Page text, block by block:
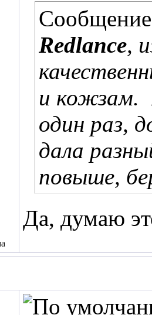
Redlance,
и кожзам.
один раз,
дала
повыше,
Да, думаю